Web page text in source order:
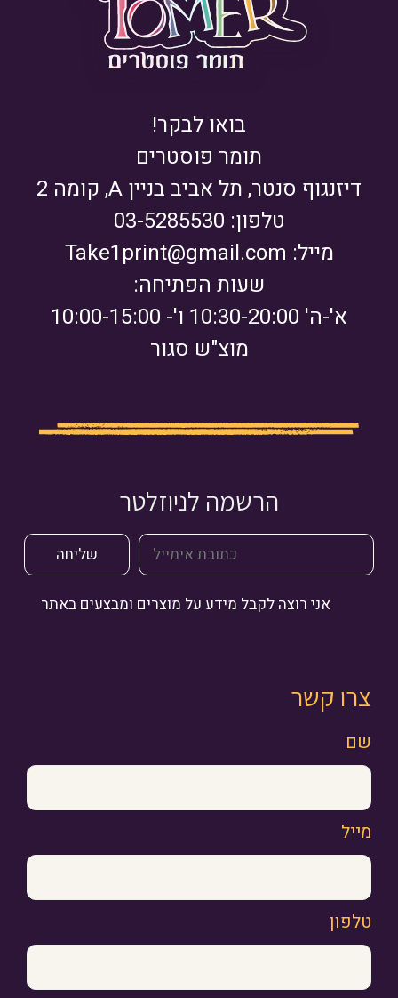
בואו לבקר!
תומר פוסטרים
דיזנגוף סנטר, תל אביב בניין A, קומה 2
טלפון: 03-5285530
מייל: Take1print@gmail.com
שעות הפתיחה:
א'-ה' 10:30-20:00 ו'- 10:00-15:00
מוצ"ש סגור
הרשמה לניוזלטר
אני רוצה לקבל מידע על מוצרים ומבצעים באתר
צרו קשר
שם
מייל
טלפון